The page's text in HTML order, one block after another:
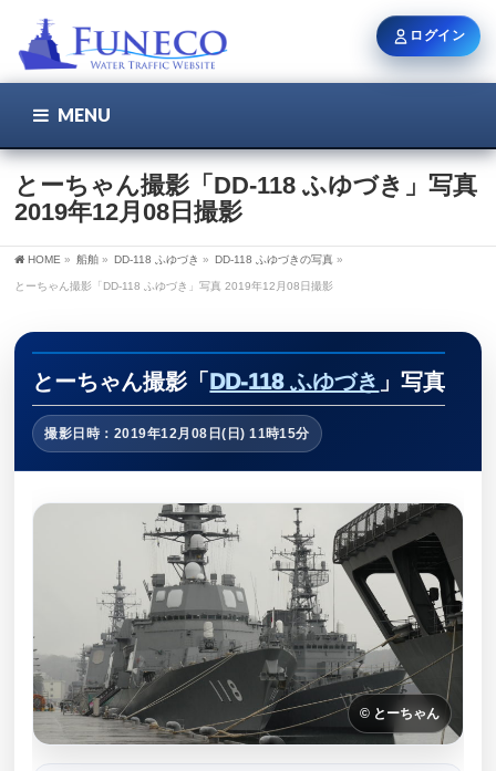
MENU
とーちゃん撮影「DD-118 ふゆづき」写真
2019年12月08日撮影
HOME » 船舶 » DD-118 ふゆづき » DD-118 ふゆづきの写真 »
とーちゃん撮影「DD-118 ふゆづき」写真 2019年12月08日撮影
とーちゃん撮影「 DD-118 ふゆづき 」写真
撮影日時：2019年12月08日(日) 11時15分
© とーちゃん
ログイン
ユーザー名 / メール
パスワード
新規登録 パスワードを忘れた方